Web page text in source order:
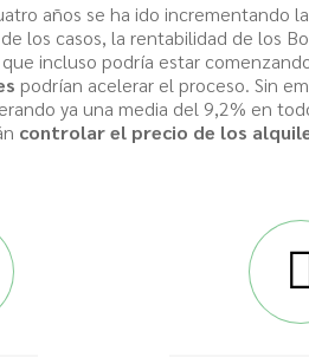
años se ha ido incrementando
los casos, la rentabilidad de los
incluso podría estar
podrían acelerar el proceso. Sin
ya una media del 9,2% en
controlar el precio de los